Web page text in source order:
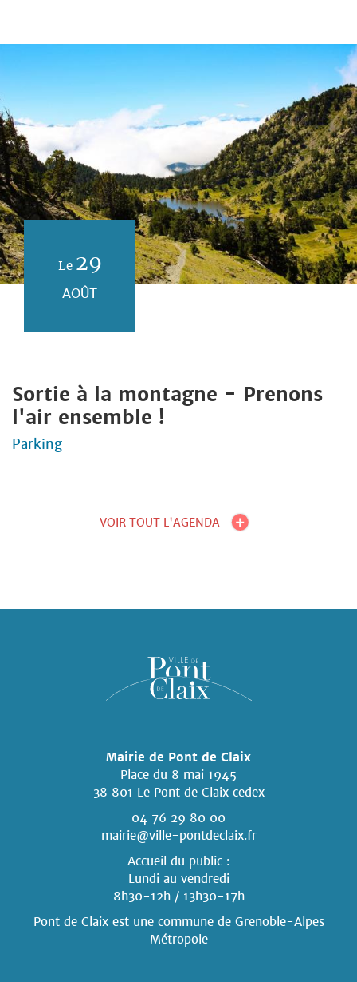
Le 29
AOÛT
Sortie à la montagne - Prenons
l'air ensemble !
Parking
VOIR TOUT L'AGENDA
Mairie de Pont de Claix
Place du 8 mai 1945
38 801 Le Pont de Claix cedex
04 76 29 80 00
mairie@ville-pontdeclaix.fr
Accueil du public :
Lundi au vendredi
8h30-12h / 13h30-17h
Pont de Claix est une commune de Grenoble-Alpes
Métropole